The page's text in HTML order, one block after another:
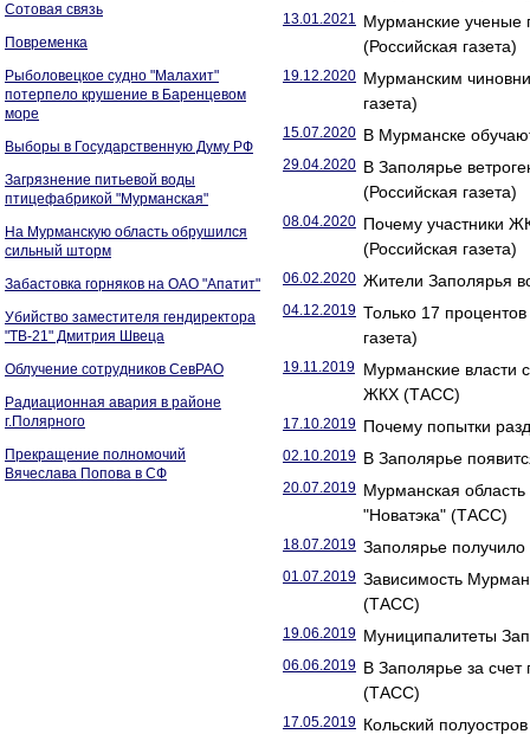
Сотовая связь
Повременка
Рыболовецкое судно "Малахит"
потерпело крушение в Баренцевом
море
Выборы в Государственную Думу РФ
Загрязнение питьевой воды
птицефабрикой "Мурманская"
На Мурманскую область обрушился
сильный шторм
Забастовка горняков на ОАО "Апатит"
Убийство заместителя гендиректора
"ТВ-21" Дмитрия Швеца
Облучение сотрудников СевРАО
Радиационная авария в районе
г.Полярного
Прекращение полномочий
Вячеслава Попова в СФ
13.01.2021 Мурманские ученые
(Российская газета)
19.12.2020 Мурманским
газета)
15.07.2020 В Мурманске
29.04.2020 В Заполярье
(Российская газета)
08.04.2020 Почему участники
(Российская газета)
06.02.2020 Жители Заполярья
04.12.2019 Только 17
газета)
19.11.2019 Мурманские власти
ЖКХ (ТАСС)
17.10.2019 Почему попытки
02.10.2019 В Заполярье
20.07.2019 Мурманская область
"Новатэка" (ТАСС)
18.07.2019 Заполярье
01.07.2019 Зависимость
(ТАСС)
19.06.2019 Муниципалитеты
06.06.2019 В Заполярье за
(ТАСС)
17.05.2019 Кольский